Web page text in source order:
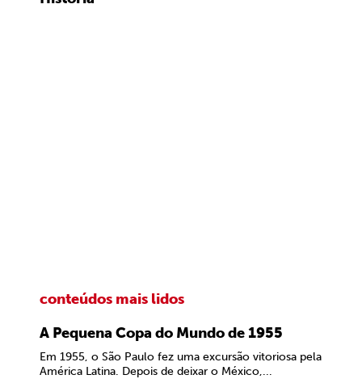
conteúdos mais lidos
A Pequena Copa do Mundo de 1955
Em 1955, o São Paulo fez uma excursão vitoriosa pela
América Latina. Depois de deixar o México,...